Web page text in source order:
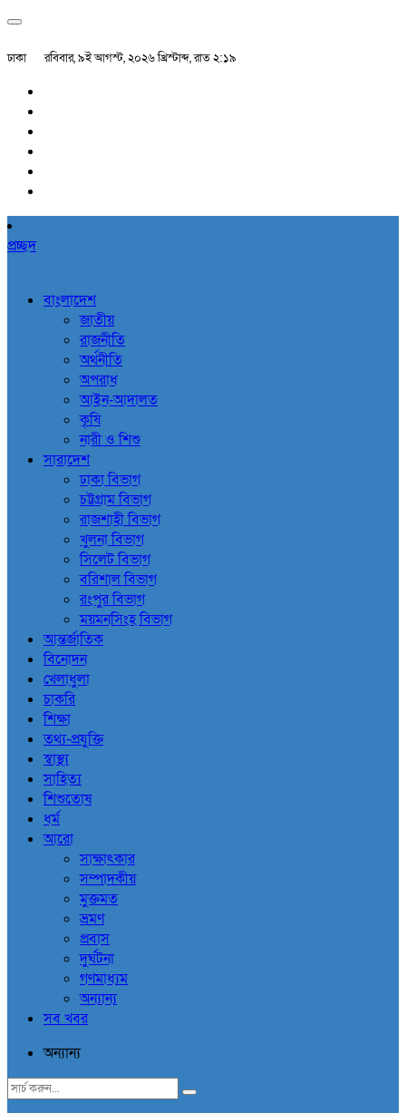
ঢাকা রবিবার, ৯ই আগস্ট, ২০২৬ খ্রিস্টাব্দ, রাত ২:১৯
প্রচ্ছদ
বাংলাদেশ
জাতীয়
রাজনীতি
অর্থনীতি
অপরাধ
আইন-আদালত
কৃষি
নারী ও শিশু
সারাদেশ
ঢাকা বিভাগ
চট্টগ্রাম বিভাগ
রাজশাহী বিভাগ
খুলনা বিভাগ
সিলেট বিভাগ
বরিশাল বিভাগ
রংপুর বিভাগ
ময়মনসিংহ বিভাগ
আন্তর্জাতিক
বিনোদন
খেলাধুলা
চাকরি
শিক্ষা
তথ্য-প্রযুক্তি
স্বাস্থ্য
সাহিত্য
শিশুতোষ
ধর্ম
আরো
সাক্ষাৎকার
সম্পাদকীয়
মুক্তমত
ভ্রমণ
প্রবাস
দুর্ঘটনা
গণমাধ্যম
অন্যান্য
সব খবর
অন্যান্য